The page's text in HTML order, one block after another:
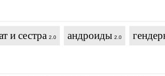
и сестра 2.0 андроиды 2.0